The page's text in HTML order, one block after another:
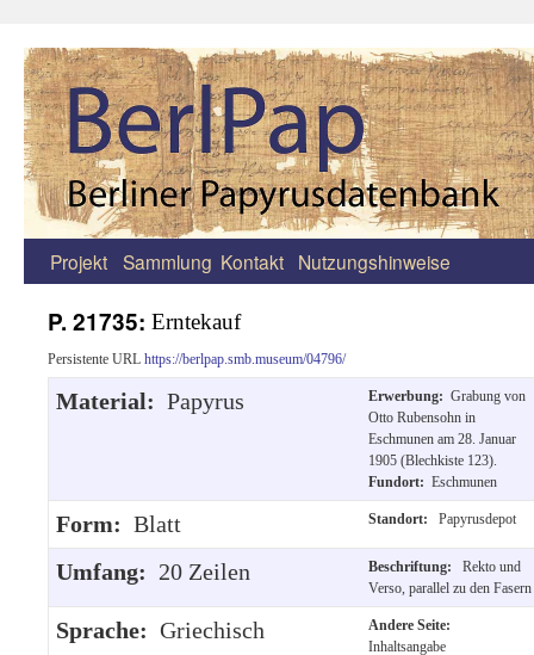
Zum
springen
Projekt Sammlung Kontakt Nutzungshinweise
P. 21735: Erntekauf
Persistente URL https://berlpap.smb.museum/04796/
Material: Papyrus Erwerbung: Grabung von
Otto Rubensohn in
Eschmunen am 28. Januar
1905 (Blechkiste 123).
Fundort: Eschmunen
Form: Blatt Standort: Papyrusdepot
Umfang: 20 Zeilen Beschriftung:
Rekto und
Verso, parallel zu den Fasern
Sprache: Griechisch
Andere Seite:
Inhaltsangabe